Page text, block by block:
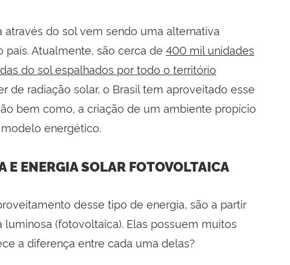
do sol vem sendo uma alternativa
Atualmente, são cerca de 400 mil unidades
do sol espalhados por todo o território
de radiação solar, o Brasil tem aproveitado esse
bem como, a criação de um ambiente propício
energético.
E ENERGIA SOLAR FOTOVOLTAICA
desse tipo de energia, são a partir
(fotovoltaica). Elas possuem muitos
a diferença entre cada uma delas?